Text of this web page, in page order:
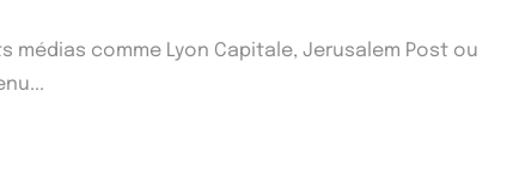
médias comme Lyon Capitale, Jerusalem Post ou